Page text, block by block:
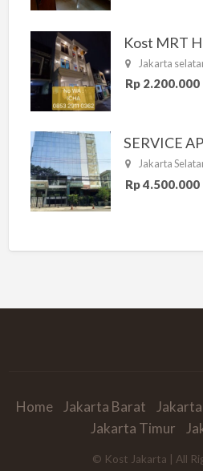
Jakarta
Rp 2.200.000
Jakarta
Rp 4.500.000
Home Jakarta Barat
Jakarta Timur
© Kost Jakarta | All